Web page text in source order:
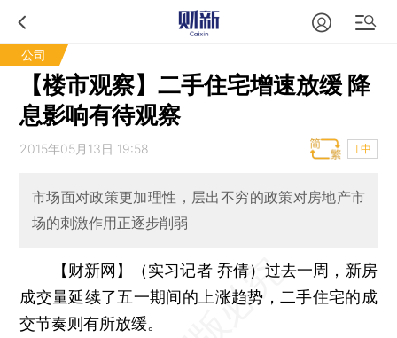
公司
【楼市观察】二手住宅增速放缓 降
息影响有待观察
2015年05月13日 19:58 T中
市场面对政策更加理性，层出不穷的政策对房地产市
场的刺激作用正逐步削弱
【财新网】（实习记者 乔倩）过去一周，新房
成交量延续了五一期间的上涨趋势，二手住宅的成
交节奏则有所放缓。